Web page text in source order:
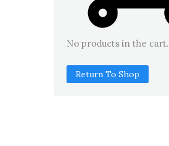
No products in the cart.
Return To Shop